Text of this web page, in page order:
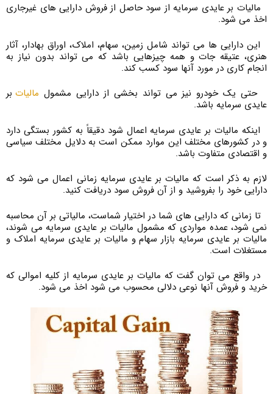
مالیات بر عایدی سرمایه از سود حاصل از فروش دارایی های غیرجاری
اخذ می شود.
این دارایی ها می تواند شامل زمین، سهام، املاک، اوراق بهادار، آثار
هنری، عتیقه جات و همه چیزهایی باشد که می تواند بدون نیاز به
انجام کاری در مورد آنها سود کسب کند.
حتی یک خودرو نیز می تواند بخشی از دارایی مشمول مالیات بر
عایدی سرمایه باشد.
اینکه مالیات بر عایدی سرمایه اعمال شود دقیقاً به کشور بستگی دارد
و در کشورهای مختلف این موارد ممکن است به دلایل مختلف سیاسی
و اقتصادی متفاوت باشد.
لازم به ذکر است که مالیات بر عایدی سرمایه زمانی اعمال می شود که
دارایی خود را بفروشید و از آن فروش سود دریافت کنید.
تا زمانی که دارایی های شما در اختیار شماست، مالیاتی بر آن محاسبه
نمی شود، عمده مواردی که مشمول مالیات بر عایدی سرمایه می شوند،
مالیات بر عایدی سرمایه بازار سهام و مالیات بر عایدی سرمایه املاک و
مستغلات است.
در واقع می توان گفت که مالیات بر عایدی سرمایه از کلیه اموالی که
خرید و فروش آنها نوعی دلالی محسوب می شود اخذ می شود.